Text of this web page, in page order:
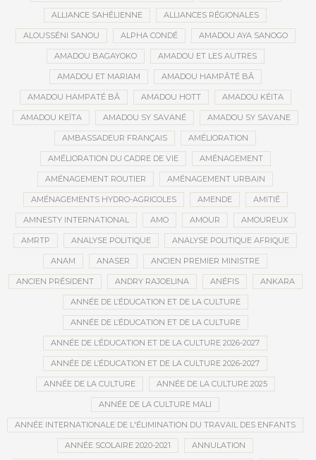
ALLIANCE SAHÉLIENNE ALLIANCES RÉGIONALES
ALOUSSÉNI SANOU ALPHA CONDÉ AMADOU AYA SANOGO
AMADOU BAGAYOKO AMADOU ET LES AUTRES
AMADOU ET MARIAM AMADOU HAMPÂTÉ BÂ
AMADOU HAMPATÉ BÂ AMADOU HOTT AMADOU KÉITA
AMADOU KEÏTA AMADOU SY SAVANÉ AMADOU SY SAVANE
AMBASSADEUR FRANÇAIS AMÉLIORATION
AMÉLIORATION DU CADRE DE VIE AMÉNAGEMENT
AMÉNAGEMENT ROUTIER AMÉNAGEMENT URBAIN
AMÉNAGEMENTS HYDRO-AGRICOLES AMENDE AMITIÉ
AMNESTY INTERNATIONAL AMO AMOUR AMOUREUX
AMRTP ANALYSE POLITIQUE ANALYSE POLITIQUE AFRIQUE
ANAM ANASER ANCIEN PREMIER MINISTRE
ANCIEN PRÉSIDENT ANDRY RAJOELINA ANÉFIS ANKARA
ANNÉE DE L’ÉDUCATION ET DE LA CULTURE
ANNÉE DE L’ÉDUCATION ET DE LA CULTURE
ANNÉE DE L’ÉDUCATION ET DE LA CULTURE 2026-2027
ANNÉE DE L’ÉDUCATION ET DE LA CULTURE 2026-2027
ANNÉE DE LA CULTURE ANNÉE DE LA CULTURE 2025
ANNÉE DE LA CULTURE MALI
ANNÉE INTERNATIONALE DE L'ÉLIMINATION DU TRAVAIL DES ENFANTS
ANNÉE SCOLAIRE 2020-2021 ANNULATION